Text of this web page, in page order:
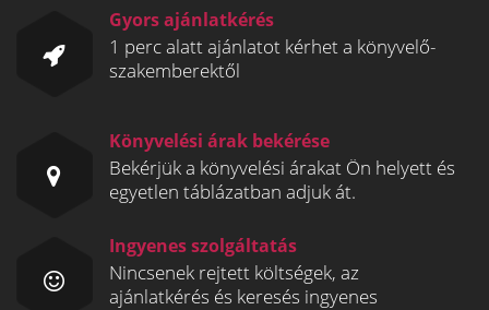
Gyors ajánlatkérés
1 perc alatt ajánlatot kérhet a könyvelő-
szakemberektől
Könyvelési árak bekérése
Bekérjük a könyvelési árakat Ön helyett és
egyetlen táblázatban adjuk át.
Ingyenes szolgáltatás
Nincsenek rejtett költségek, az
ajánlatkérés és keresés ingyenes